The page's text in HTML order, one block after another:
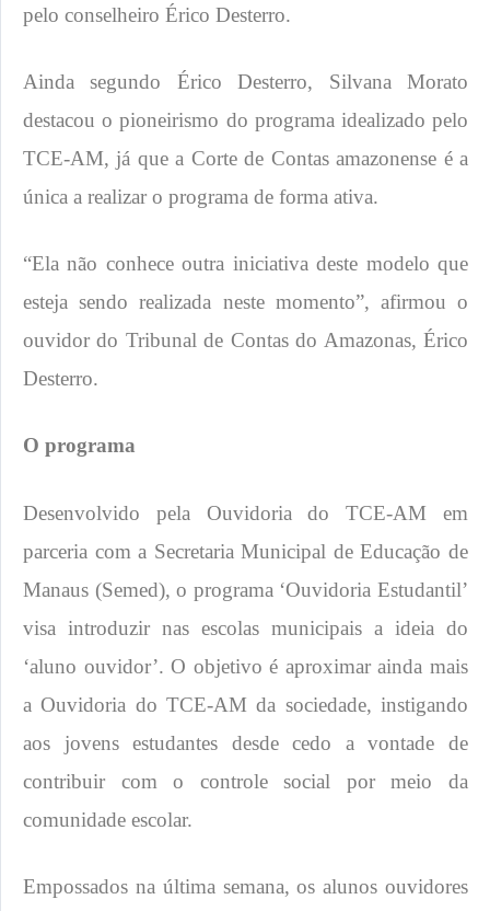
pelo conselheiro Érico Desterro.
Ainda segundo Érico Desterro, Silvana Morato
destacou o pioneirismo do programa idealizado pelo
TCE-AM, já que a Corte de Contas amazonense é a
única a realizar o programa de forma ativa.
“Ela não conhece outra iniciativa deste modelo que
esteja sendo realizada neste momento”, afirmou o
ouvidor do Tribunal de Contas do Amazonas, Érico
Desterro.
​​O programa
Desenvolvido pela Ouvidoria do TCE-AM em
parceria com a Secretaria Municipal de Educação de
Manaus (Semed), o programa ‘Ouvidoria Estudantil’
visa introduzir nas escolas municipais a ideia do
‘aluno ouvidor’. O objetivo é aproximar ainda mais
a Ouvidoria do TCE-AM da sociedade, instigando
aos jovens estudantes desde cedo a vontade de
contribuir com o controle social por meio da
comunidade escolar.
Empossados na última semana, os alunos ouvidores